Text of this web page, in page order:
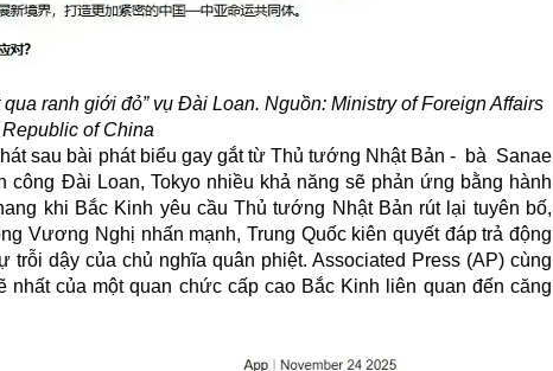
ranh giới đỏ” vụ Đài Loan. Nguồn: Ministry of Foreign Affairs
of China
sau bài phát biểu gay gắt từ Thủ tướng Nhật Bản - bà Sanae
công Đài Loan, Tokyo nhiều khả năng sẽ phản ứng bằng hành
khi Bắc Kinh yêu cầu Thủ tướng Nhật Bản rút lại tuyên bố,
Vương Nghị nhấn mạnh, Trung Quốc kiên quyết đáp trả động
dậy của chủ nghĩa quân phiệt. Associated Press (AP) cùng
của một quan chức cấp cao Bắc Kinh liên quan đến căng